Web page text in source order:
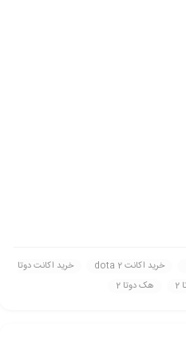
خريد اکانت dota 2
خريد اکانت دوتا
هک دوتا 2